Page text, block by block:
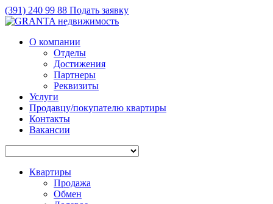
(391) 240 99 88 Подать заявку
О компании
Отделы
Достижения
Партнеры
Реквизиты
Услуги
Продавцу/покупателю квартиры
Контакты
Вакансии
Квартиры
Продажа
Обмен